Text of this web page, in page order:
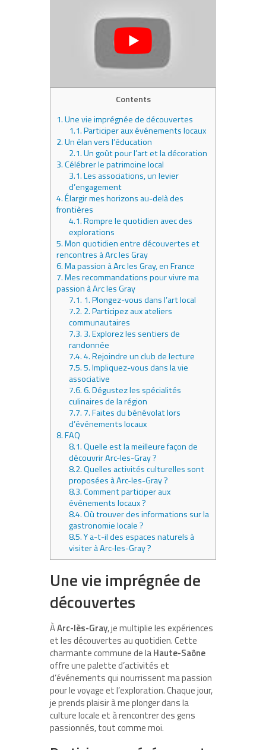
Contents
1.Une vie imprégnée de découvertes
1.1.Participer aux événements locaux
2.Un élan vers l’éducation
2.1.Un goût pour l’art et la décoration
3.Célébrer le patrimoine local
3.1.Les associations, un levier
d’engagement
4.Élargir mes horizons au-delà des
frontières
4.1.Rompre le quotidien avec des
explorations
5.Mon quotidien entre découvertes et
rencontres à Arc les Gray
6.Ma passion à Arc les Gray, en France
7.Mes recommandations pour vivre ma
passion à Arc les Gray
7.1. 1. Plongez-vous dans l’art local
7.2. 2. Participez aux ateliers
communautaires
7.3. 3. Explorez les sentiers de
randonnée
7.4.4. Rejoindre un club de lecture
7.5.5. Impliquez-vous dans la vie
associative
7.6.6. Dégustez les spécialités
culinaires de la région
7.7. 7. Faites du bénévolat lors
d’événements locaux
8.FAQ
8.1.Quelle est la meilleure façon de
découvrir Arc-les-Gray ?
8.2.Quelles activités culturelles sont
proposées à Arc-les-Gray ?
8.3.Comment participer aux
événements locaux ?
8.4.Où trouver des informations sur la
gastronomie locale ?
8.5.Y a-t-il des espaces naturels à
visiter à Arc-les-Gray ?
Une vie imprégnée de
découvertes
ÀArc-lès-Gray, je multiplie les expériences
et les découvertes au quotidien. Cette
charmante commune de laHaute-Saône
offre une palette d’activités et
d’événements qui nourrissent ma passion
pour le voyage et l’exploration. Chaque jour,
je prends plaisir à me plonger dans la
culture locale et à rencontrer des gens
passionnés, tout comme moi.